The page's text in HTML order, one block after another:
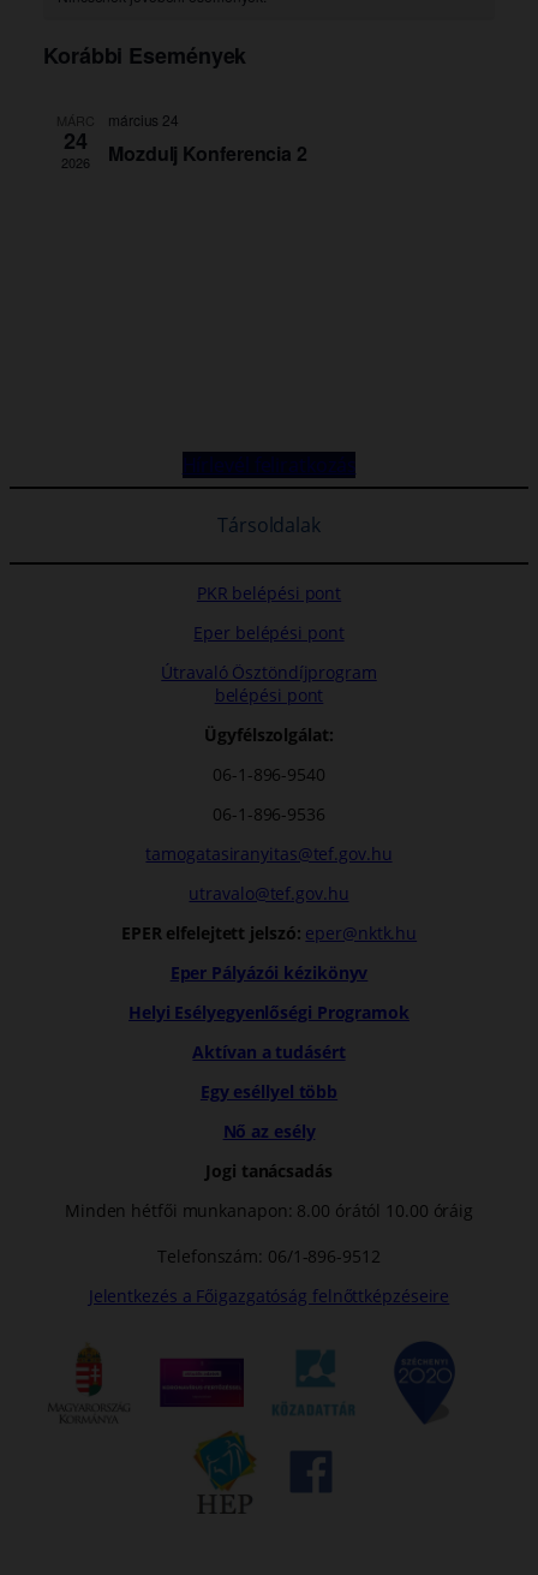
Hírlevél feliratkozás
Társoldalak
PKR belépési pont
Eper belépési pont
Útravaló Ösztöndíjprogram
belépési pont
Ügyfélszolgálat:
06-1-896-9540
06-1-896-9536
tamogatasiranyitas@tef.gov.hu
utravalo@tef.gov.hu
EPER elfelejtett jelszó: eper@nktk.hu
Eper Pályázói kézikönyv
Helyi Esélyegyenlőségi Programok
Aktívan a tudásért
Egy eséllyel több
Nő az esély
Jogi tanácsadás
Minden hétfői munkanapon: 8.00 órától 10.00 óráig
Telefonszám: 06/1-896-9512
Jelentkezés a Főigazgatóság felnőttképzéseire